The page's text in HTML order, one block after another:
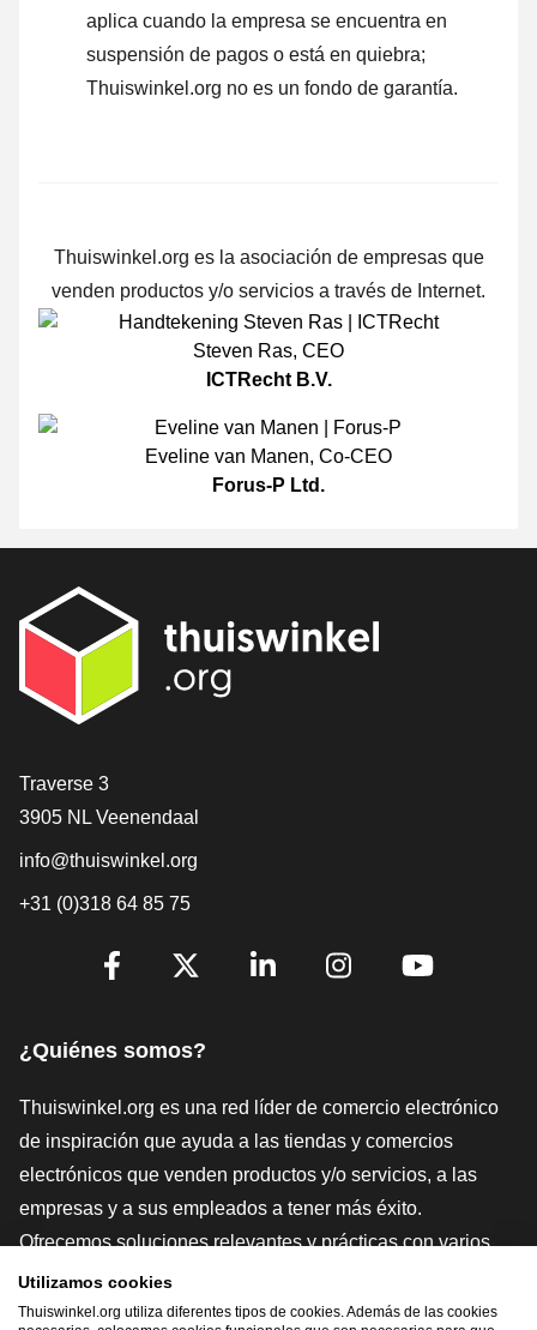
aplica cuando la empresa se encuentra en
suspensión de pagos o está en quiebra;
Thuiswinkel.org no es un fondo de garantía.
Thuiswinkel.org es la asociación de empresas que
venden productos y/o servicios a través de Internet.
Steven Ras, CEO
ICTRecht B.V.
Eveline van Manen, Co-CEO
Forus-P Ltd.
[_General:Contact]
Traverse 3
3905 NL Veenendaal
info@thuiswinkel.org
+31 (0)318 64 85 75
[_General:SocialMediaTitle]
¿Quiénes somos?
Thuiswinkel.org es una red líder de comercio electrónico
de inspiración que ayuda a las tiendas y comercios
electrónicos que venden productos y/o servicios, a las
empresas y a sus empleados a tener más éxito.
Ofrecemos soluciones relevantes y prácticas con varios
sellos de confianza, Thuiswinkel Reviews, herramientas y
asesoramiento jurídico, defensa, estudios de mercado, y
Utilizamos cookies
Thuiswinkel.org utiliza diferentes tipos de cookies. Además de las cookies